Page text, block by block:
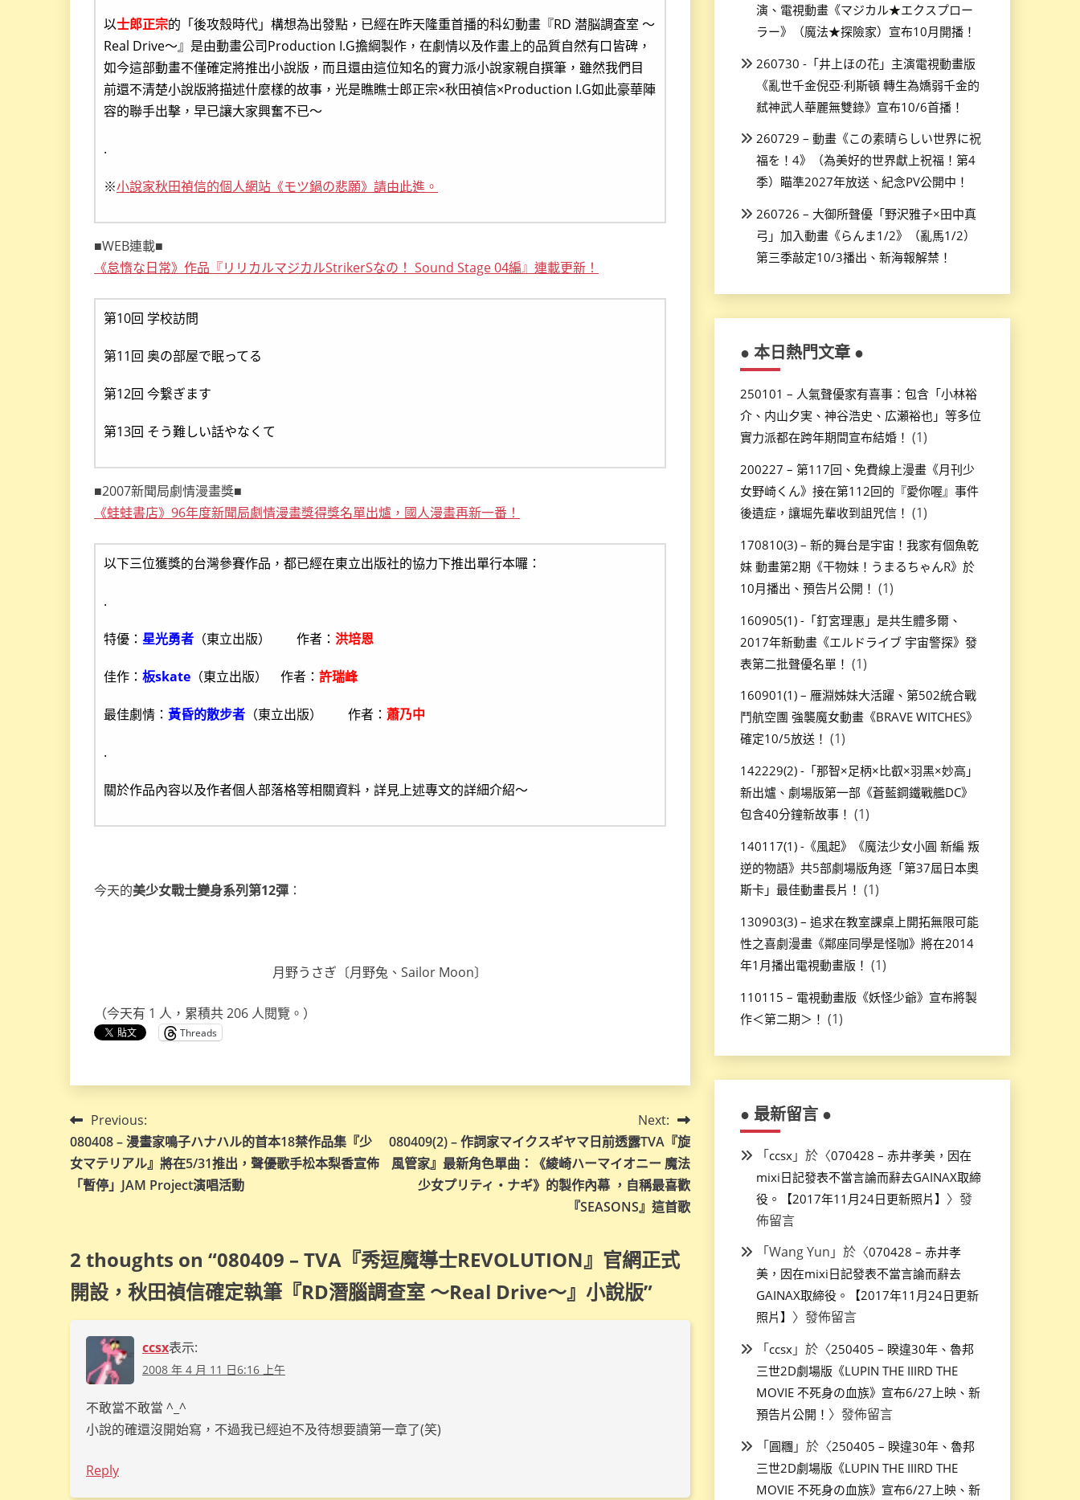
以士郎正宗的「後攻殼時代」構想為出發點，已經在昨天隆重首播的科幻動畫『RD 潜脳調査室 ～
Real Drive～』是由動畫公司Production I.G擔綱製作，在劇情以及作畫上的品質自然有口皆碑，
如今這部動畫不僅確定將推出小說版，而且還由這位知名的實力派小說家親自撰筆，雖然我們目
前還不清楚小說版將描述什麼樣的故事，光是瞧瞧士郎正宗×秋田禎信×Production I.G如此豪華陣
容的聯手出擊，早已讓大家興奮不已～
.
※小說家秋田禎信的個人網站《モツ鍋の悲願》請由此進。
■WEB連載■
《怠惰な日常》作品『リリカルマジカルStrikerSなの！ Sound Stage 04編』連載更新！
第10回 学校訪問
第11回 奥の部屋で眠ってる
第12回 今繋ぎます
第13回 そう難しい話やなくて
■2007新聞局劇情漫畫獎■
《蛙蛙書店》96年度新聞局劇情漫畫獎得獎名單出爐，國人漫畫再新一番！
以下三位獲獎的台灣參賽作品，都已經在東立出版社的協力下推出單行本囉：
.
特優： 星光勇者 （東立出版） 作者： 洪培恩
佳作： 板skate （東立出版） 作者： 許瑞峰
最佳劇情： 黃昏的散步者 （東立出版） 作者： 蕭乃中
.
關於作品內容以及作者個人部落格等相關資料，詳見上述專文的詳細介紹～
今天的美少女戰士變身系列第12彈 ：
月野うさぎ〔月野兔、Sailor Moon〕
（今天有 1 人，累積共 206 人閱覽。）
Threads
文
章
導
Previous:
080408 – 漫畫家鳴子ハナハル的首本18禁作品集『少
女マテリアル』將在5/31推出，聲優歌手松本梨香宣佈
「暫停」JAM Project演唱活動
Next:
080409(2) – 作詞家マイクスギヤマ日前透露TVA『旋
風管家』最新角色單曲：《綾崎ハーマイオニー 魔法
少女プリティ・ナギ》的製作內幕 ，自稱最喜歡
『SEASONS』這首歌
2 thoughts on “080409 – TVA『秀逗魔導士REVOLUTION』官網正式
開設，秋田禎信確定執筆『RD潛腦調查室 ～Real Drive～』小說版”
ccsx表示:
2008 年 4 月 11 日6:16 上午
不敢當不敢當 ^_^
小說的確還沒開始寫，不過我已經迫不及待想要讀第一章了(笑)
Reply
演、電視動畫《マジカル★エクスプロー
ラー》（魔法★探險家）宣布10月開播！
260730 -「井上ほの花」主演電視動畫版
《亂世千金倪亞·利斯頓 轉生為嬌弱千金的
弒神武人華麗無雙錄》宣布10/6首播！
260729 – 動畫《この素晴らしい世界に祝
福を！4》（為美好的世界獻上祝福！第4
季）瞄準2027年放送、紀念PV公開中！
260726 – 大御所聲優「野沢雅子×田中真
弓」加入動畫《らんま1/2》（亂馬1/2）
第三季敲定10/3播出、新海報解禁！
● 本日熱門文章 ●
250101 – 人氣聲優家有喜事：包含「小林裕
介、内山夕実、神谷浩史、広瀬裕也」等多位
實力派都在跨年期間宣布結婚！ (1)
200227 – 第117回、免費線上漫畫《月刊少
女野崎くん》接在第112回的『愛你喔』事件
後遺症，讓堀先輩收到詛咒信！ (1)
170810(3) – 新的舞台是宇宙！我家有個魚乾
妹 動畫第2期《干物妹！うまるちゃんR》於
10月播出、預告片公開！ (1)
160905(1) -「釘宮理惠」是共生體多爾、
2017年新動畫《エルドライブ 宇宙警探》發
表第二批聲優名單！ (1)
160901(1) – 雁淵姊妹大活躍、第502統合戰
鬥航空團 強襲魔女動畫《BRAVE WITCHES》
確定10/5放送！ (1)
142229(2) -「那智×足柄×比叡×羽黑×妙高」
新出爐、劇場版第一部《蒼藍鋼鐵戰艦DC》
包含40分鐘新故事！ (1)
140117(1) -《風起》《魔法少女小圓 新編 叛
逆的物語》共5部劇場版角逐「第37屆日本奧
斯卡」最佳動畫長片！ (1)
130903(3) – 追求在教室課桌上開拓無限可能
性之喜劇漫畫《鄰座同學是怪咖》將在2014
年1月播出電視動畫版！ (1)
110115 – 電視動畫版《妖怪少爺》宣布將製
作＜第二期＞！ (1)
● 最新留言 ●
「ccsx」於〈070428 – 赤井孝美，因在
mixi日記發表不當言論而辭去GAINAX取締
役。【2017年11月24日更新照片】 〉發
佈留言
「Wang Yun 」於〈070428 – 赤井孝
美，因在mixi日記發表不當言論而辭去
GAINAX取締役。【2017年11月24日更新
照片】 〉發佈留言
「ccsx」於〈250405 – 睽違30年、魯邦
三世2D劇場版《LUPIN THE IIIRD THE
MOVIE 不死身の血族》宣布6/27上映、新
預告片公開！ 〉發佈留言
「圓糰」於〈250405 – 睽違30年、魯邦
三世2D劇場版《LUPIN THE IIIRD THE
MOVIE 不死身の血族》宣布6/27上映、新